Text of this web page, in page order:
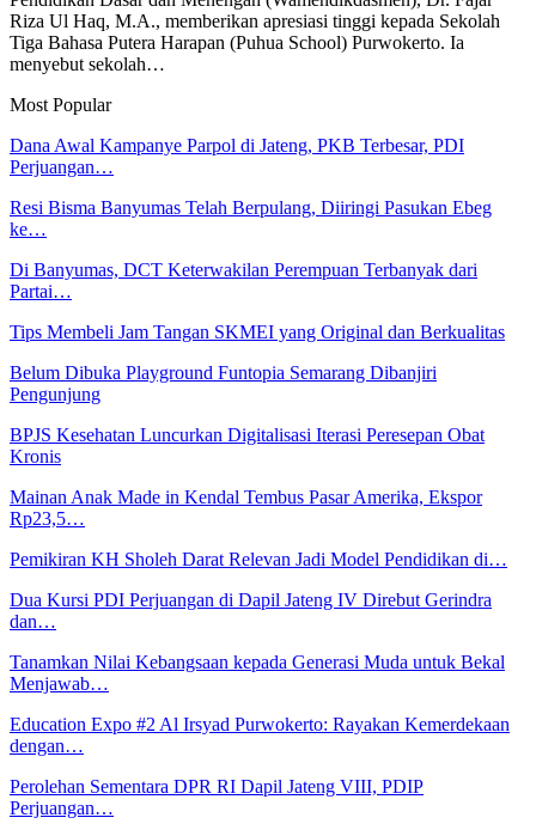
Riza Ul Haq, M.A., memberikan apresiasi tinggi kepada Sekolah
Tiga Bahasa Putera Harapan (Puhua School) Purwokerto. Ia
menyebut sekolah…
Most Popular
Dana Awal Kampanye Parpol di Jateng, PKB Terbesar, PDI
Perjuangan…
Resi Bisma Banyumas Telah Berpulang, Diiringi Pasukan Ebeg
ke…
Di Banyumas, DCT Keterwakilan Perempuan Terbanyak dari
Partai…
Tips Membeli Jam Tangan SKMEI yang Original dan Berkualitas
Belum Dibuka Playground Funtopia Semarang Dibanjiri
Pengunjung
BPJS Kesehatan Luncurkan Digitalisasi Iterasi Peresepan Obat
Kronis
Mainan Anak Made in Kendal Tembus Pasar Amerika, Ekspor
Rp23,5…
Pemikiran KH Sholeh Darat Relevan Jadi Model Pendidikan di…
Dua Kursi PDI Perjuangan di Dapil Jateng IV Direbut Gerindra
dan…
Tanamkan Nilai Kebangsaan kepada Generasi Muda untuk Bekal
Menjawab…
Education Expo #2 Al Irsyad Purwokerto: Rayakan Kemerdekaan
dengan…
Perolehan Sementara DPR RI Dapil Jateng VIII, PDIP
Perjuangan…